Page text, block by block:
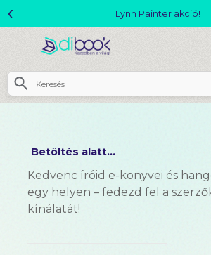
Lynn Painter akció!
‹
Betöltés alatt...
Kedvenc íróid e-könyvei és
egy helyen – fedezd fel a
kínálatát!